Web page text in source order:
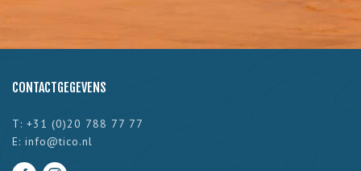
CONTACTGEGEVENS
T: +31 (0)20 788 77 77
E: info@tico.nl